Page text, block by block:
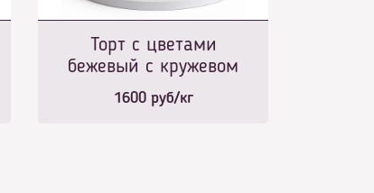
Торт с цветами
бежевый с кружевом
1600руб/кг